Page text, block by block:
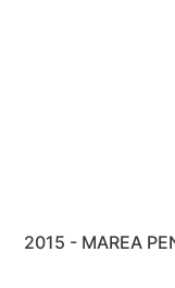
2015 - MAREA